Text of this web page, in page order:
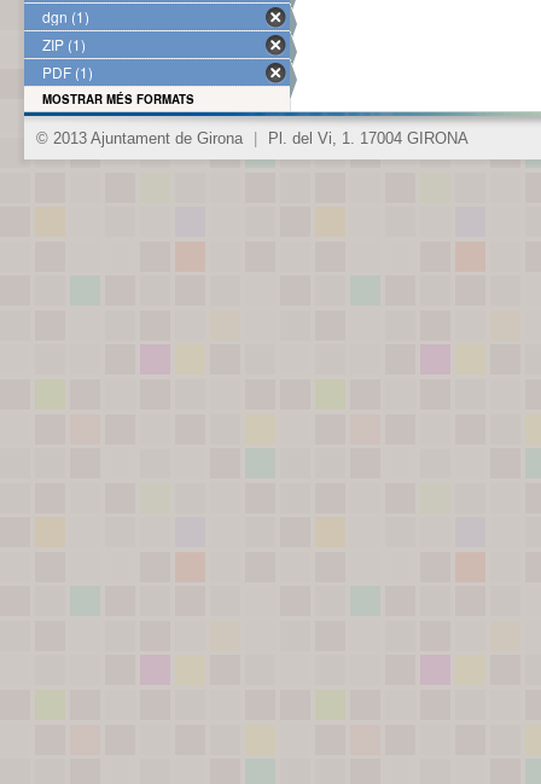
dgn (1)
ZIP (1)
PDF (1)
MOSTRAR MÉS FORMATS
© 2013 Ajuntament de Girona Pl. del Vi, 1. 17004 GIRONA